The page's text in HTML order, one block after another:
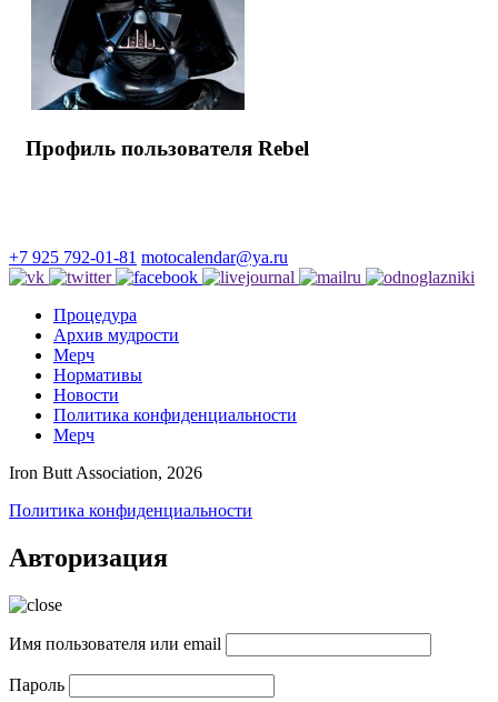
Профиль пользователя Rebel
+7 925 792-01-81 motocalendar@ya.ru
Процедура
Архив мудрости
Мерч
Нормативы
Новости
Политика конфиденциальности
Мерч
Iron Butt Association, 2026
Политика конфиденциальности
Авторизация
Имя пользователя или email
Пароль